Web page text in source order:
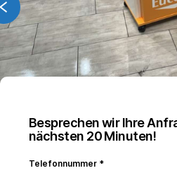
Besprechen wir Ihre
nächsten 20 Minuten!
Telefonnummer*